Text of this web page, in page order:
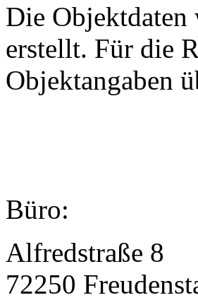
Die Objektdaten
erstellt. Für die
Objektangaben
Büro:
Alfredstraße 8
72250